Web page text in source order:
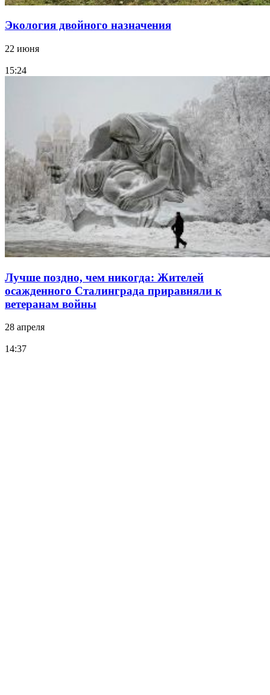
Экология двойного назначения
22 июня
15:24
Лучше поздно, чем никогда: Жителей
осажденного Сталинграда приравняли к
ветеранам войны
28 апреля
14:37